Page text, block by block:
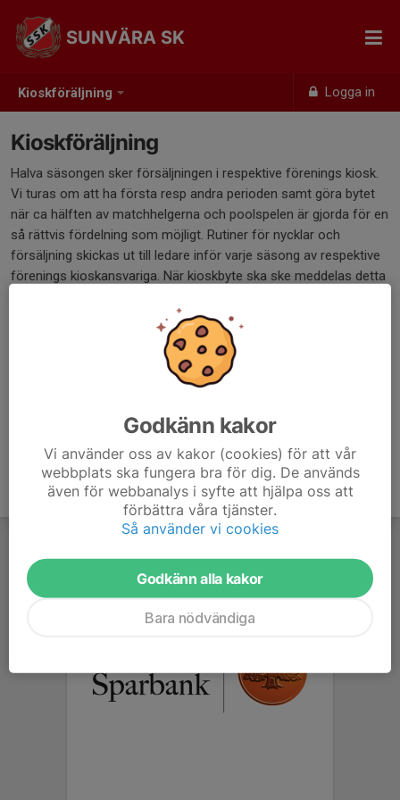
Kioskföräljning Logga in
SUNVÄRA SK
Kioskföräljning
Halva säsongen sker försäljningen i respektive förenings kiosk.
Vi turas om att ha första resp andra perioden samt göra bytet
när ca hälften av matchhelgerna och poolspelen är gjorda för en
så rättvis fördelning som möjligt. Rutiner för nycklar och
försäljning skickas ut till ledare inför varje säsong av respektive
förenings kioskansvariga. När kioskbyte ska ske meddelas detta
Godkänn kakor
Vi använder oss av kakor (cookies) för att vår
webbplats ska fungera bra för dig. De används
även för webbanalys i syfte att hjälpa oss att
förbättra våra tjänster.
Så använder vi cookies
Godkänn alla kakor
Bara nödvändiga